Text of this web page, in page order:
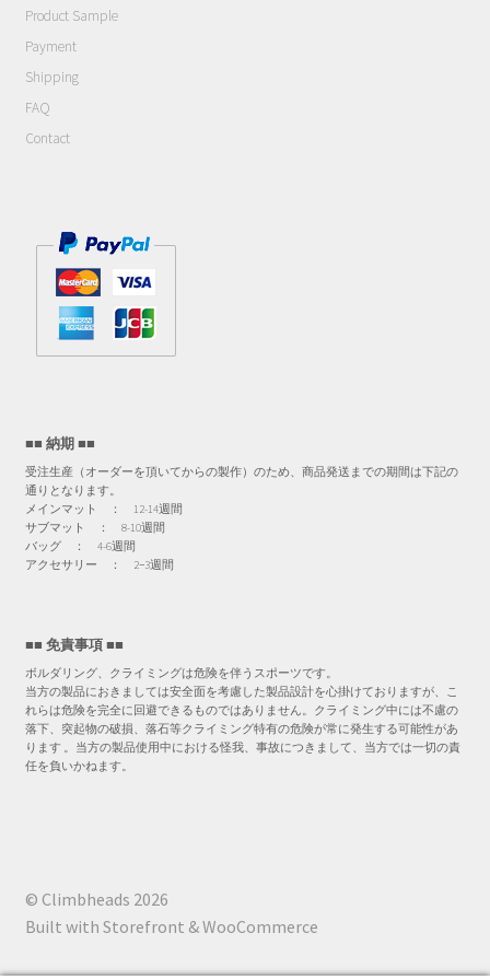
Contact
Cart
Product Sample
Payment
Shipping
FAQ
Contact
■■ 納期 ■■
受注生産（オーダーを頂いてからの製作）のため、商品発送までの期間は下記の
通りとなります。
メインマット ： 12-14週間
サブマット ： 8-10週間
バッグ ： 4-6週間
アクセサリー ： 2−3週間
■■ 免責事項 ■■
ボルダリング、クライミングは危険を伴うスポーツです。
当方の製品におきましては安全面を考慮した製品設計を心掛けておりますが、こ
れらは危険を完全に回避できるものではありません。クライミング中には不慮の
落下、突起物の破損、落石等クライミング特有の危険が常に発生する可能性があ
ります 。当方の製品使用中における怪我、事故につきまして、当方では一切の責
任を負いかねます。
© Climbheads 2026
Built with Storefront & WooCommerce